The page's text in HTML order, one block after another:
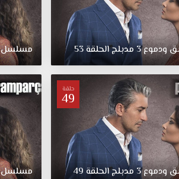
ودموع3 مدبلجالحلقة53 مسلسل
حلقة
49
ودموع3 مدبلجالحلقة 49 مسلسل